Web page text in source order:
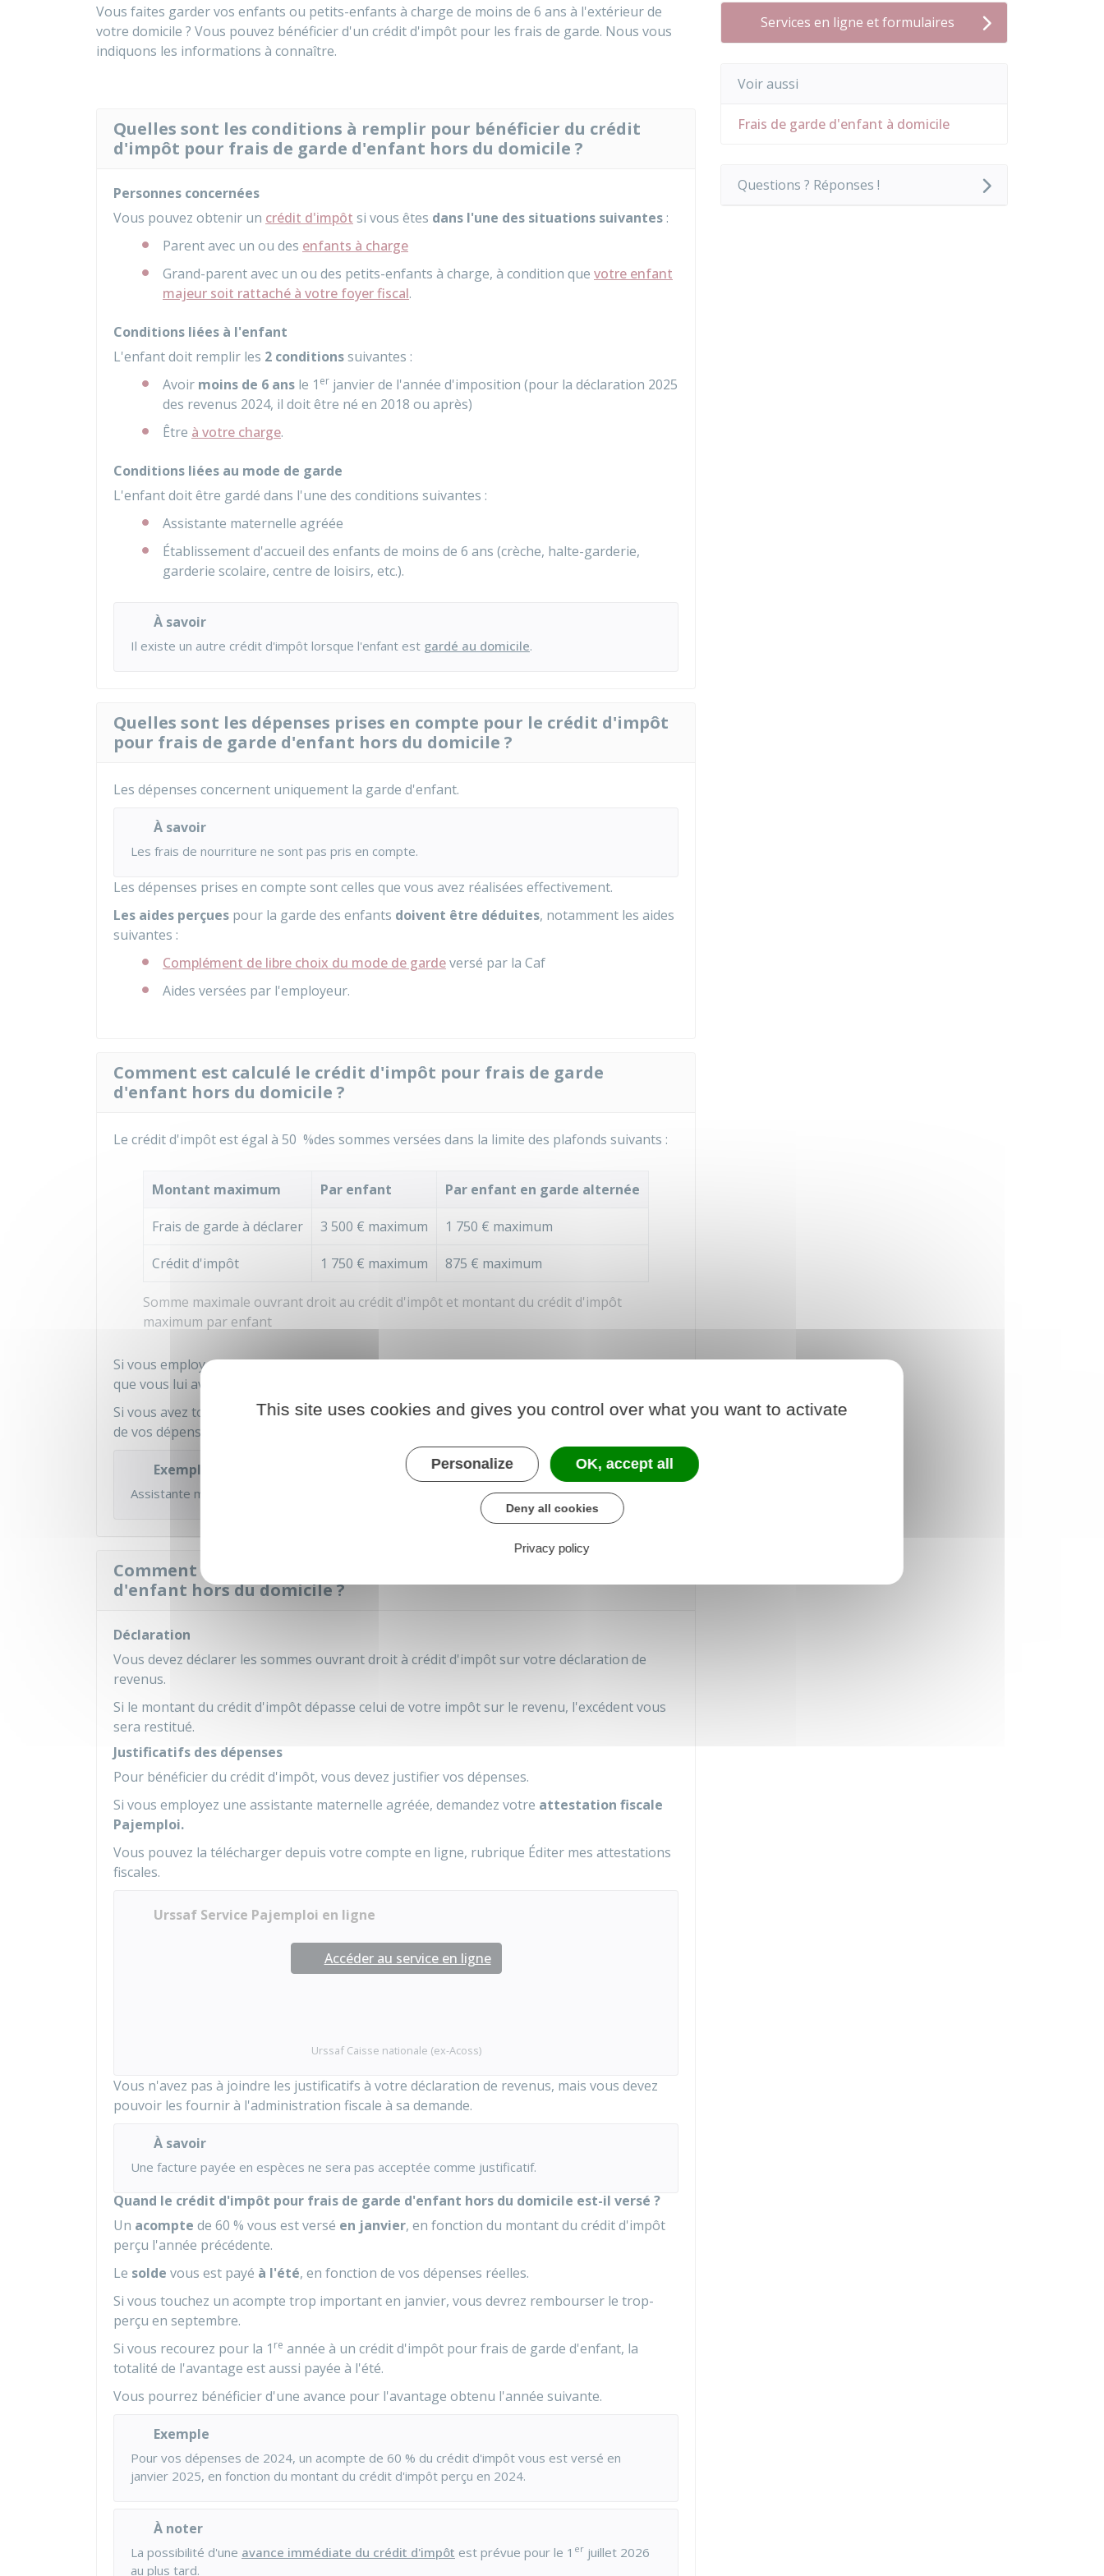
Vous faites garder vos enfants ou petits-enfants à charge de moins de 6 ans à l'extérieur de
votre domicile ? Vous pouvez bénéficier d'un crédit d'impôt pour les frais de garde. Nous vous
indiquons les informations à connaître.
Quelles sont les conditions à remplir pour bénéficier du crédit
d'impôt pour frais de garde d'enfant hors du domicile ?
Personnes concernées
Vous pouvez obtenir un crédit d'impôt si vous êtes dans l'une des situations suivantes :
Parent avec un ou des enfants à charge
Grand-parent avec un ou des petits-enfants à charge, à condition que votre enfant
majeur soit rattaché à votre foyer fiscal.
Conditions liées à l'enfant
L'enfant doit remplir les 2 conditionssuivantes :
Avoir moins de 6 ans le 1 er janvier de l'année d'imposition (pour la déclaration 2025
des revenus 2024, il doit être né en 2018 ou après)
Être à votre charge.
Conditions liées au mode de garde
L'enfant doit être gardé dans l'une des conditions suivantes :
Assistante maternelle agréée
Établissement d'accueil des enfants de moins de 6 ans (crèche, halte-garderie,
garderie scolaire, centre de loisirs, etc.).
À savoir
Il existe un autre crédit d'impôt lorsque l'enfant est gardé au domicile.
Quelles sont les dépenses prises en compte pour le crédit d'impôt
pour frais de garde d'enfant hors du domicile ?
Les dépenses concernent uniquement la garde d'enfant.
À savoir
Les frais de nourriture ne sont pas pris en compte.
Les dépenses prises en compte sont celles que vous avez réalisées effectivement.
Les aides perçues pour la garde des enfants doivent être déduites, notamment les aides
suivantes :
Complément de libre choix du mode de gardeversé par la Caf
Aides versées par l'employeur.
Comment est calculé le crédit d'impôt pour frais de garde
d'enfant hors du domicile ?
Le crédit d'impôt est égal à 50 %des sommes versées dans la limite des plafonds suivants :
Somme maximale ouvrant droit au crédit d'impôt et montant du crédit d'impôt
maximum par enfant
Montant maximum Par enfant Par enfant en garde alternée
Frais de garde à déclarer 3 500 € maximum 1 750 € maximum
Crédit d'impôt 1 750 € maximum 875 € maximum
Si vous employez uneassistante maternelle, vous devez déclarer le salaire net annuel
que vous lui avez versé, et ajouter les cotisations sociales que vous avez payées.
Si vous avez touché le
complément de libre choixdu mode de garde, vous devez le déduire
de vos dépenses.
Exemple
Assistante maternelle (salaire net annuel et cotisations) : 4 500 €par an
Comment bénéficier du crédit d'impôt pour frais de garde
d'enfant hors du domicile ?
Déclaration
Vous devez déclarer les sommes ouvrant droit à crédit d'impôt sur votre déclaration de
revenus.
Si le montant du crédit d'impôt dépasse celui de votre impôt sur le revenu, l'excédent vous
sera restitué.
Justificatifs des dépenses
Pour bénéficier du crédit d'impôt, vous devez justifier vos dépenses.
Si vous employez une assistante maternelle agréée, demandez votre attestation fiscale
Pajemploi.
Vous pouvez la télécharger depuis votre compte en ligne, rubrique Éditer mes attestations
fiscales.
Urssaf Service Pajemploi en ligne
Accéder au service en ligne
Urssaf Caisse nationale (ex-Acoss)
Vous n'avez pas à joindre les justificatifs à votre déclaration de revenus, mais vous devez
pouvoir les fournir à l'administration fiscale à sa demande.
À savoir
Une facture payée en espèces ne sera pas acceptée comme justificatif.
Quand le crédit d'impôt pour frais de garde d'enfant hors du domicile est-il versé ?
Un acompte de 60 % vous est versé en janvier, en fonction du montant du crédit d'impôt
perçu l'année précédente.
Le solde vous est payé à l'été, en fonction de vos dépenses réelles.
Si vous touchez un acompte trop important en janvier, vous devrez rembourser le trop-
perçu en septembre.
Si vous recourez pour la 1 re année à un crédit d'impôt pour frais de garde d'enfant, la
totalité de l'avantage est aussi payée à l'été.
Vous pourrez bénéficier d'une avance pour l'avantage obtenu l'année suivante.
Exemple
Pour vos dépenses de 2024, un acompte de 60 % du crédit d'impôt vous est versé en
janvier 2025, en fonction du montant du crédit d'impôt perçu en 2024.
À noter
La possibilité d'une avance immédiate du crédit d'impôt est prévue pour le 1 er juillet 2026
au plus tard.
Services en ligne et formulaires
Voir aussi
Frais de garde d'enfant à domicile
Questions ? Réponses !
This site uses cookies and gives you control over what you want to activate
Personalize OK, accept all
Deny all cookies
Privacy policy